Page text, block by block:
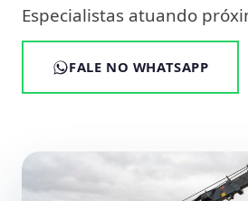
Especialistas atuando
FALE NO WHATSAPP